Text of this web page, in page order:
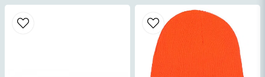
email
Mejladress